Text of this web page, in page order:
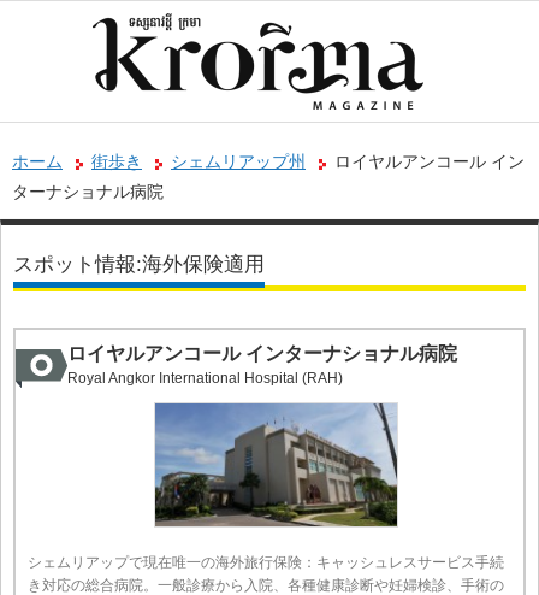
ホーム 街歩き シェムリアップ州
ロイヤルアンコール イン
ターナショナル病院
スポット情報:海外保険適用
ロイヤルアンコール インターナショナル病院
Royal Angkor International Hospital (RAH)
シェムリアップで現在唯一の海外旅行保険：キャッシュレスサービス手続
き対応の総合病院。一般診療から入院、各種健康診断や妊婦検診、手術の